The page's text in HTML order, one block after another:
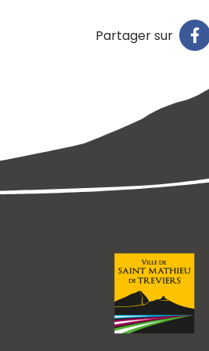
Partager sur